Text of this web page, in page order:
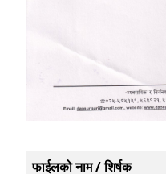
फाईलको नाम / शिर्षक